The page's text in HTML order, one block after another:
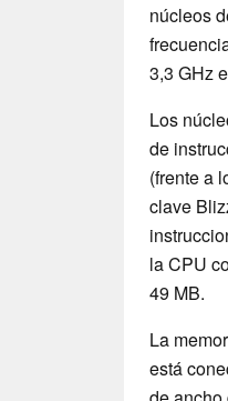
núcleos
3,3 GHz
Los
de
(frente a
clave
la CPU
49 MB.
La
está